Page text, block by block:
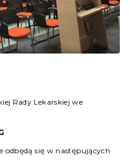
Rady Lekarskiej we
odbędą się w następujących